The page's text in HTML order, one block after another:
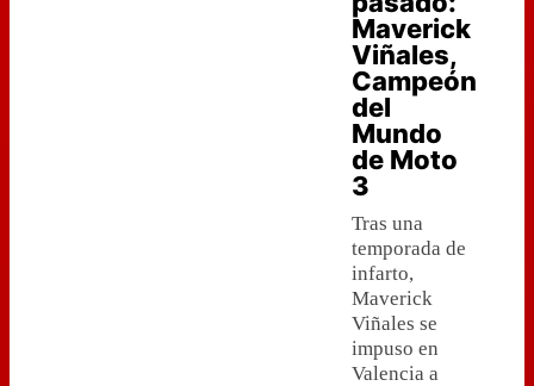
Maverick
Viñales,
Campeón
del
Mundo
de Moto
3
Tras una
temporada de
infarto,
Maverick
Viñales se
impuso en
Valencia a